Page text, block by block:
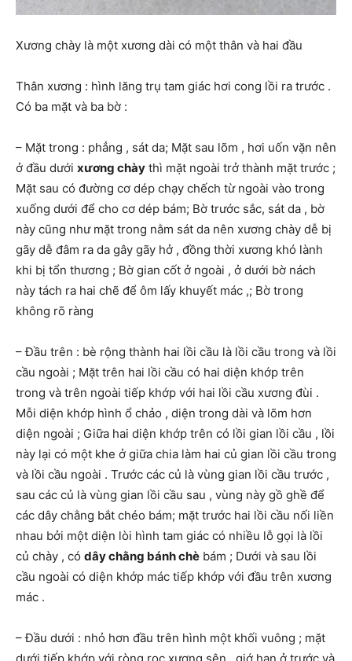
Xương chày là một xương dài có một thân và hai đầu
Thân xương : hình lăng trụ tam giác hơi cong lồi ra trước .
Có ba mặt và ba bờ :
– Mặt trong : phẳng , sát da; Mặt sau lõm , hơi uốn vặn nên
ở đầu dưới xương chày thì mặt ngoài trở thành mặt trước ;
Mặt sau có đường cơ dép chạy chếch từ ngoài vào trong
xuống dưới để cho cơ dép bám; Bờ trước sắc, sát da , bờ
này cũng như mặt trong nằm sát da nên xương chày dễ bị
gãy dễ đâm ra da gây gãy hở , đồng thời xương khó lành
khi bị tổn thương ; Bờ gian cốt ở ngoài , ở dưới bờ nách
này tách ra hai chẽ để ôm lấy khuyết mác ,; Bờ trong
không rõ ràng
– Đầu trên : bè rộng thành hai lồi cầu là lồi cầu trong và lồi
cầu ngoài ; Mặt trên hai lồi cầu có hai diện khớp trên
trong và trên ngoài tiếp khớp với hai lồi cầu xương đùi .
Mỗi diện khớp hình ổ chảo , diện trong dài và lõm hơn
diện ngoài ; Giữa hai diện khớp trên có lồi gian lồi cầu , lồi
này lại có một khe ở giữa chia làm hai củ gian lồi cầu trong
và lồi cầu ngoài . Trước các củ là vùng gian lồi cầu trước ,
sau các củ là vùng gian lồi cầu sau , vùng này gồ ghề để
các dây chằng bắt chéo bám; mặt trước hai lồi cầu nối liền
nhau bởi một diện lòi hình tam giác có nhiều lỗ gọi là lồi
củ chày , có dây chằng bánh chè bám ; Dưới và sau lồi
cầu ngoài có diện khớp mác tiếp khớp với đầu trên xương
mác .
– Đầu dưới : nhỏ hơn đầu trên hình một khối vuông ; mặt